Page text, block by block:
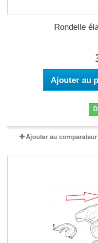
Rondelle
Ajouter au
Ajouter au comparateur